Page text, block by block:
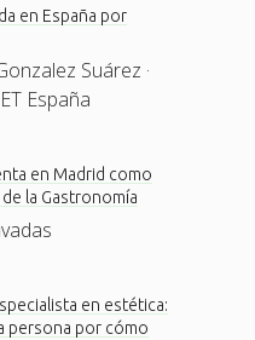
en España por
Suárez ·
España
en Madrid como
la Gastronomía
en estética:
persona por cómo